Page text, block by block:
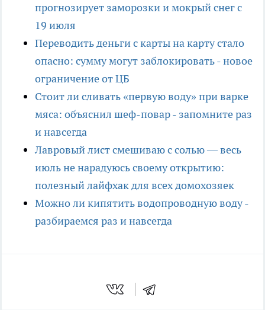
прогнозирует заморозки и мокрый снег с
19 июля
Переводить деньги с карты на карту стало
опасно: сумму могут заблокировать - новое
ограничение от ЦБ
Стоит ли сливать «первую воду» при варке
мяса: объяснил шеф-повар - запомните раз
и навсегда
Лавровый лист смешиваю с солью — весь
июль не нарадуюсь своему открытию:
полезный лайфхак для всех домохозяек
Можно ли кипятить водопроводную воду -
разбираемся раз и навсегда